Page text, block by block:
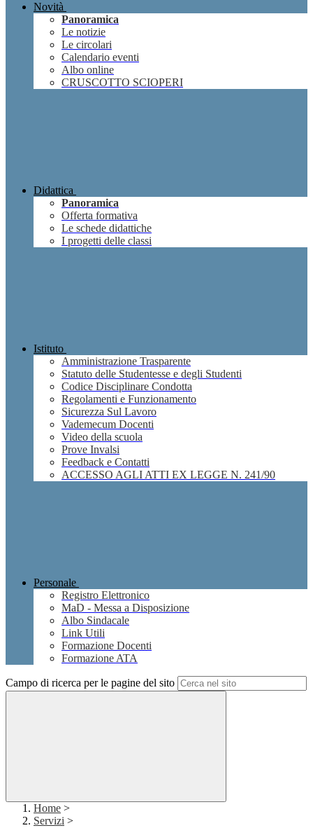
Novità
Panoramica
Le notizie
Le circolari
Calendario eventi
Albo online
CRUSCOTTO SCIOPERI
Didattica
Panoramica
Offerta formativa
Le schede didattiche
I progetti delle classi
Istituto
Amministrazione Trasparente
Statuto delle Studentesse e degli Studenti
Codice Disciplinare Condotta
Regolamenti e Funzionamento
Sicurezza Sul Lavoro
Vademecum Docenti
Video della scuola
Prove Invalsi
Feedback e Contatti
ACCESSO AGLI ATTI EX LEGGE N. 241/90
Personale
Registro Elettronico
MaD - Messa a Disposizione
Albo Sindacale
Link Utili
Formazione Docenti
Formazione ATA
Campo di ricerca per le pagine del sito
Home >
Servizi >